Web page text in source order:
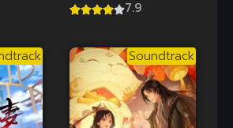
7.9
Soundtrack